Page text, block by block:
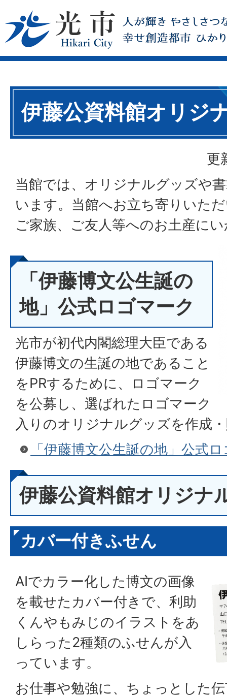
伊藤公資料館オリジ
更
当館では、オリジナルグッズや
います。当館へお立ち寄りいた
ご家族、ご友人等へのお土産に
「伊藤博文公生誕の
地」公式ロゴマーク
光市が初代内閣総理大臣である
伊藤博文の生誕の地であること
をPRするために、ロゴマーク
を公募し、選ばれたロゴマーク
入りのオリジナルグッズを作成
「伊藤博文公生誕の地」公式
伊藤公資料館オリジナ
カバー付きふせん
AIでカラー化した博文の画像
を載せたカバー付きで、利助
くんやもみじのイラストをあ
しらった2種類のふせんが入
っています。
お仕事や勉強に、ちょっとした